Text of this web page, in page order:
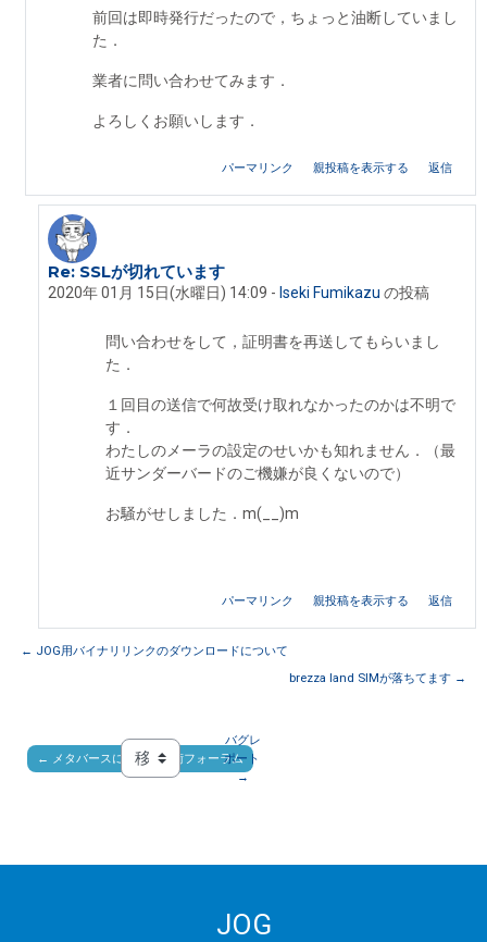
前回は即時発行だったので，ちょっと油断していまし
た．
業者に問い合わせてみます．
よろしくお願いします．
パーマリンク 親投稿を表示する 返信
Iseki Fumikazu への返信
Re: SSLが切れています
2020年 01月 15日(水曜日) 14:09 - Iseki Fumikazu の投稿
問い合わせをして，証明書を再送してもらいまし
た．
１回目の送信で何故受け取れなかったのかは不明で
す．
わたしのメーラの設定のせいかも知れません．（最
近サンダーバードのご機嫌が良くないので）
お騒がせしました．m(__)m
パーマリンク 親投稿を表示する 返信
← JOG用バイナリリンクのダウンロードについて
brezza land SIMが落ちてます →
← メタバースに関する技術フォーラム
移動 ...
バグレ
ポート
→
JOG